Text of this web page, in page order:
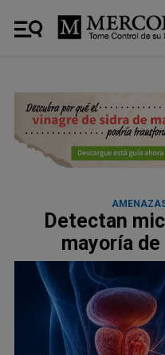
Detectan
mayoría